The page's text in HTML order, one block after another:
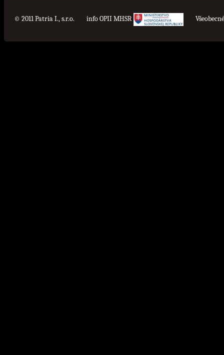
© 2011 Patria I., s.r.o. info OPII MHSR